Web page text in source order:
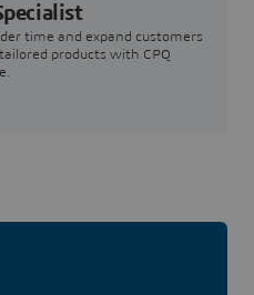
time and expand customers
products with CPQ